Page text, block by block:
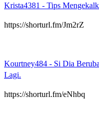
Krista4381 - Tips
https://shorturl.fm/Jm2rZ
Kourtney484 - Si Dia
Lagi.
https://shorturl.fm/eNhbq